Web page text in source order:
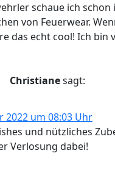
schaue ich
von Feuerwear.
das echt cool! Ich bin
Christianesagt:
2022 um 08:03 Uhr
und nützliches
Verlosung dabei!